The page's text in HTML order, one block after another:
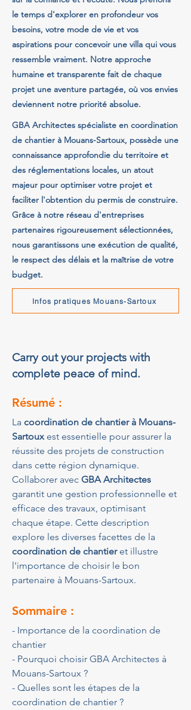
le temps d'explorer en profondeur vos
besoins, votre mode de vie et vos
aspirations pour concevoir une villa qui vous
ressemble vraiment. Notre approche
humaine et transparente fait de chaque
projet une aventure partagée, où vos envies
deviennent notre priorité absolue.
GBA Architectes spécialiste en coordination
de chantier à Mouans-Sartoux, possède une
connaissance approfondie du territoire et
des réglementations locales, un atout
majeur pour optimiser votre projet et
faciliter l'obtention du permis de construire.
Grâce à notre réseau d'entreprises
partenaires rigoureusement sélectionnées,
nous garantissons une exécution de qualité,
le respect des délais et la maîtrise de votre
budget.
Infos pratiques Mouans-Sartoux
Carry out your projects with
complete peace of mind.
Résumé :
La coordination de chantier à Mouans-
Sartoux est essentielle pour assurer la
réussite des projets de construction
dans cette région dynamique.
Collaborer avec GBA Architectes
garantit une gestion professionnelle et
efficace des travaux, optimisant
chaque étape. Cette description
explore les diverses facettes de la
coordination de chantier et illustre
l'importance de choisir le bon
partenaire à Mouans-Sartoux.
Sommaire :
- Importance de la coordination de
chantier
- Pourquoi choisir GBA Architectes à
Mouans-Sartoux ?
- Quelles sont les étapes de la
coordination de chantier ?